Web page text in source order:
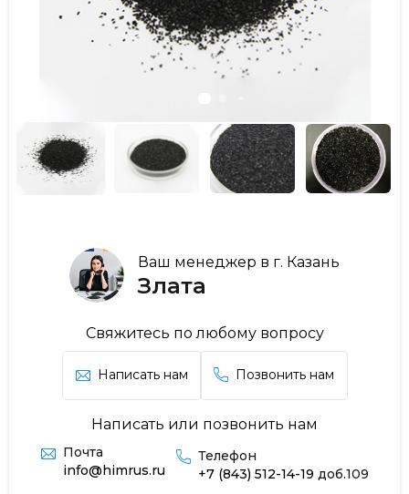
Ваш менеджер в г. Казань
Злата
Свяжитесь по любому вопросу
Написать нам Позвонить нам
Написать или позвонить нам
Почта
info@himrus.ru
Телефон
+7 (843) 512-14-19 доб.109